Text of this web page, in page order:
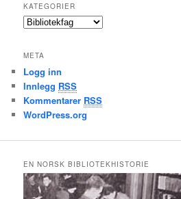
i
v
KATEGORIER
K
e
g
o
r
i
r
META
Logg inn
Innlegg RSS
Kommentarer RSS
WordPress.org
EN NORSK BIBLIOTEKHISTORIE